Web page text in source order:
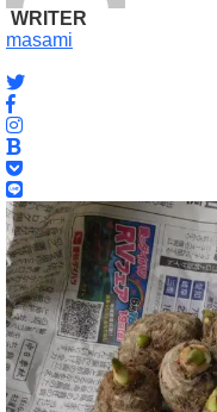
WRITER
masami